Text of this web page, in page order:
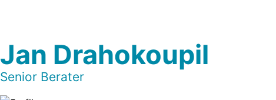
Jan Drahokoupil
Senior Berater